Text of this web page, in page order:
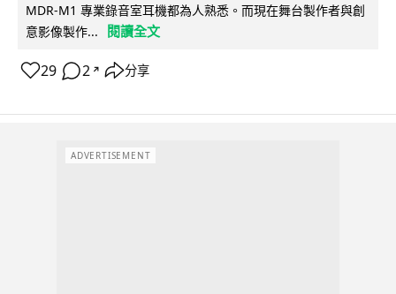
MDR-M1 專業錄音室耳機都為人熟悉。而現在舞台製作者與創
意影像製作...
閱讀全文
29 2 ↗ 分享
ADVERTISEMENT